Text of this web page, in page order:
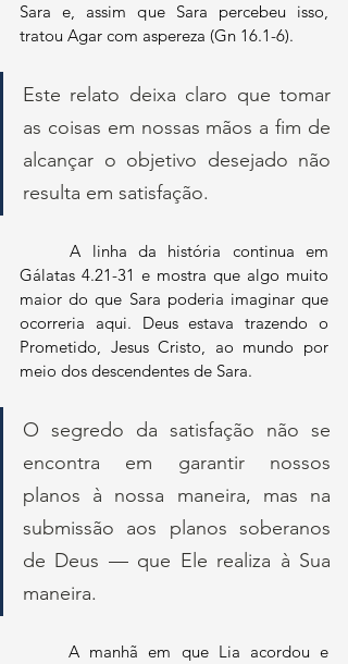
Sara e, assim que Sara percebeu isso,
tratou Agar com aspereza (Gn 16.1-6).
Este relato deixa claro que tomar
as coisas em nossas mãos a fim de
alcançar o objetivo desejado não
resulta em satisfação.
	A linha da história continua em
Gálatas 4.21-31 e mostra que algo muito
maior do que Sara poderia imaginar que
ocorreria aqui. Deus estava trazendo o
Prometido, Jesus Cristo, ao mundo por
meio dos descendentes de Sara.
O segredo da satisfação não se
encontra em garantir nossos
planos à nossa maneira, mas na
submissão aos planos soberanos
de Deus — que Ele realiza à Sua
maneira.
	A manhã em que Lia acordou e